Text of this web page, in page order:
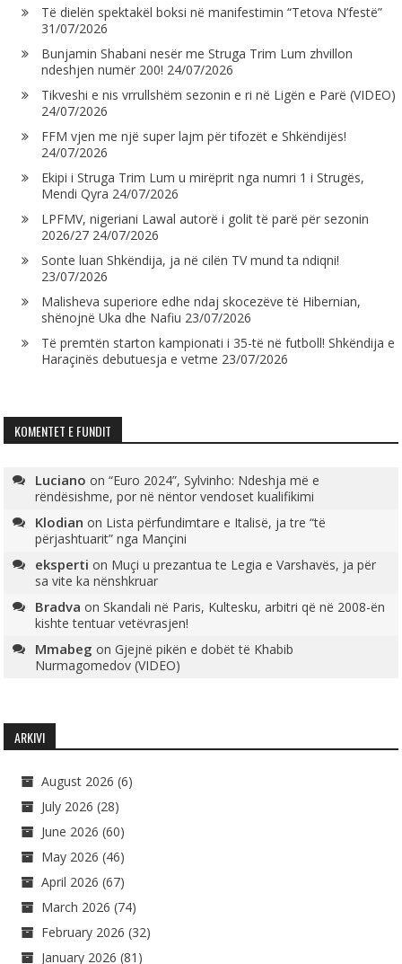
Të dielën spektakël boksi në manifestimin “Tetova N’festë”
31/07/2026
Bunjamin Shabani nesër me Struga Trim Lum zhvillon
ndeshjen numër 200! 24/07/2026
Tikveshi e nis vrrullshëm sezonin e ri në Ligën e Parë (VIDEO)
24/07/2026
FFM vjen me një super lajm për tifozët e Shkëndijës!
24/07/2026
Ekipi i Struga Trim Lum u mirëprit nga numri 1 i Strugës,
Mendi Qyra 24/07/2026
LPFMV, nigeriani Lawal autorë i golit të parë për sezonin
2026/27 24/07/2026
Sonte luan Shkëndija, ja në cilën TV mund ta ndiqni!
23/07/2026
Malisheva superiore edhe ndaj skocezëve të Hibernian,
shënojnë Uka dhe Nafiu 23/07/2026
Të premtën starton kampionati i 35-të në futboll! Shkëndija e
Haraçinës debutuesja e vetme 23/07/2026
KOMENTET E FUNDIT
Luciano on“Euro 2024”, Sylvinho: Ndeshja më e
rëndësishme, por në nëntor vendoset kualifikimi
Klodian on Lista përfundimtare e Italisë, ja tre “të
përjashtuarit” nga Mançini
eksperti on Muçi u prezantua te Legia e Varshavës, ja për
sa vite ka nënshkruar
Bradva onSkandali në Paris, Kultesku, arbitri që në 2008-ën
kishte tentuar vetëvrasjen!
Mmabeg onGjejnë pikën e dobët të Khabib
Nurmagomedov (VIDEO)
ARKIVI
August 2026 (6)
July 2026 (28)
June 2026 (60)
May 2026 (46)
April 2026 (67)
March 2026 (74)
February 2026 (32)
January 2026 (81)